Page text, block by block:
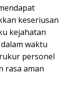
keseriusan
kejahatan
waktu
personel
rasa aman